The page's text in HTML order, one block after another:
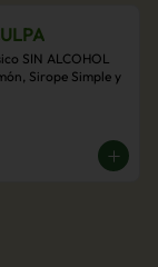
SIN ALCOHOL
Sirope Simple y